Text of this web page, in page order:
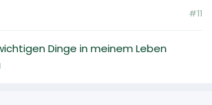
#11
Dinge in meinem Leben